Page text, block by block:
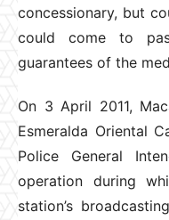
concessionary, but
could come to
guarantees of the
On 3 April 2011,
Esmeralda Oriental
Police General
operation during
station’s